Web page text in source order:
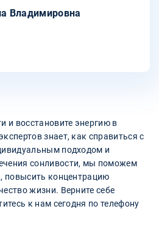
Владимировна
и восстановите энергию в
знает, как справиться с
подходом и
сонливости, мы поможем
повысить концентрацию
жизни. Верните себе
к нам сегодня по телефону